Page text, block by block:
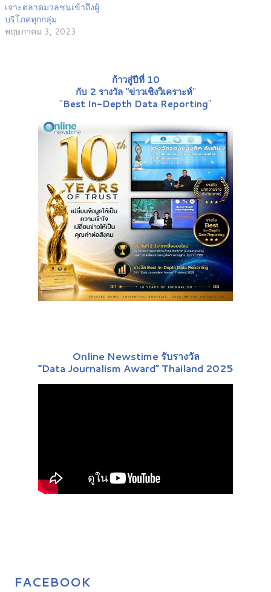
เจาะตลาดมวลชนเข้าถึงผู้
บริโภคทุกกลุ่ม
พฤษภาคม 3, 2023
ก้าวสู่ปีที่ 10
กับ 2 รางวัล "ข่าวเชิงวิเคราะห์"
"Best In-Depth Data Reporting"
Online Newstime รับรางวัล
“Data Journalism Award” Thailand 2025
FACEBOOK